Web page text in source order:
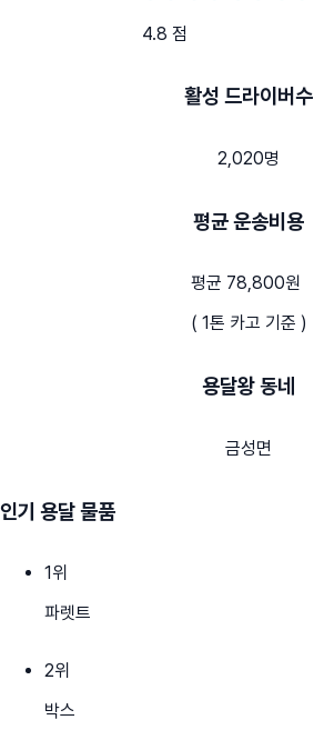
4.8 점
활성 드라이버수
2,020명
평균 운송비용
평균 78,800원
( 1톤 카고 기준 )
용달왕 동네
금성면
인기 용달 물품
1위
파렛트
2위
박스